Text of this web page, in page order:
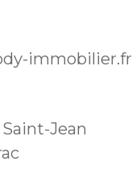
immobilier.fr
Jean